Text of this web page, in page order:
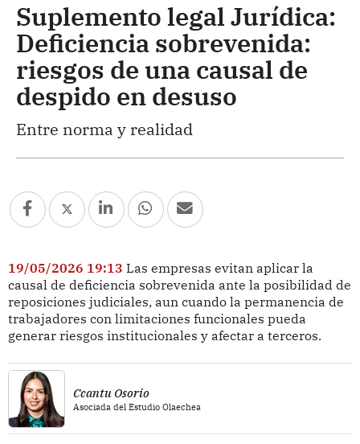
Suplemento legal Jurídica:
Deficiencia sobrevenida:
riesgos de una causal de
despido en desuso
Entre norma y realidad
19/05/2026 19:13 Las empresas evitan aplicar la
causal de deficiencia sobrevenida ante la posibilidad de
reposiciones judiciales, aun cuando la permanencia de
trabajadores con limitaciones funcionales pueda
generar riesgos institucionales y afectar a terceros.
Ccantu Osorio
Asociada del Estudio Olaechea